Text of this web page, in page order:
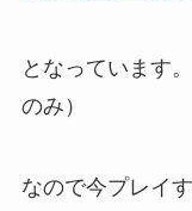
となっています
のみ）
なので今プレイ